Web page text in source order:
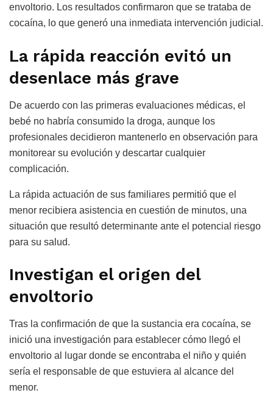
envoltorio. Los resultados confirmaron que se trataba de
cocaína, lo que generó una inmediata intervención judicial.
La rápida reacción evitó un
desenlace más grave
De acuerdo con las primeras evaluaciones médicas, el
bebé no habría consumido la droga, aunque los
profesionales decidieron mantenerlo en observación para
monitorear su evolución y descartar cualquier
complicación.
La rápida actuación de sus familiares permitió que el
menor recibiera asistencia en cuestión de minutos, una
situación que resultó determinante ante el potencial riesgo
para su salud.
Investigan el origen del
envoltorio
Tras la confirmación de que la sustancia era cocaína, se
inició una investigación para establecer cómo llegó el
envoltorio al lugar donde se encontraba el niño y quién
sería el responsable de que estuviera al alcance del
menor.